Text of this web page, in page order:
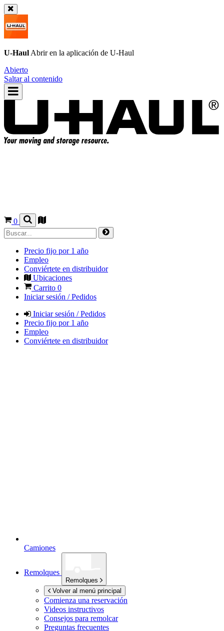
U-Haul Abrir en la aplicación de U-Haul
Abierto
Saltar al contenido
0
Precio fijo por 1 año
Empleo
Conviértete en distribuidor
Ubicaciones
Carrito 0
Iniciar sesión / Pedidos
Iniciar sesión / Pedidos
Precio fijo por 1 año
Empleo
Conviértete en distribuidor
Camiones
Remolques
Remolques
Volver al menú principal
Comienza una reservación
Videos instructivos
Consejos para remolcar
Preguntas frecuentes